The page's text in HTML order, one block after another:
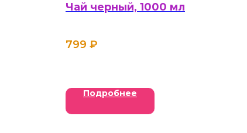
Чай черный, 1000 мл
799 ₽
Подробнее